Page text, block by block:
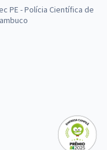
PE - Polícia Científica de